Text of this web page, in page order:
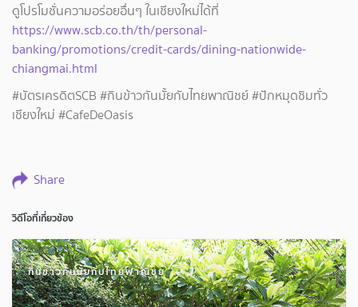
ดูโปรโมชั่นความอร่อยอื่นๆ ในเชียงใหม่ได้ที่
https://www.scb.co.th/th/personal-
banking/promotions/credit-cards/dining-nationwide-
chiangmai.html
#บัตรเครดิตSCB #กินข้าวกันมั้ยกับไทยพาณิชย์ #ปักหมุดชิมทั่ว
เชียงใหม่ #CafeDeOasis
Share
วิดีโอที่เกี่ยวข้อง
กินข้าวกันมั้ยกับไทยพาณิชย์